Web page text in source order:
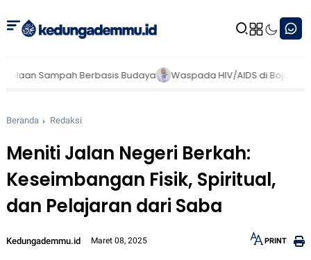
Budaya Waspada HIV/AIDS di Bojonegoro: Ribuan
Beranda Redaksi
Meniti Jalan Negeri Berkah:
Keseimbangan Fisik, Spiritual,
dan Pelajaran dari Saba
Kedungademmu.id Maret 08, 2025 PRINT